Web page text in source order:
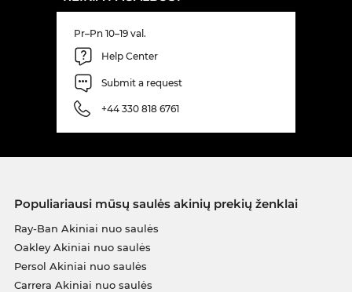
Pr–Pn 10–19 val.
Help Center
Submit a request
+44 330 818 6761
Populiariausi mūsų saulės akinių prekių ženklai
Ray-Ban Akiniai nuo saulės
Oakley Akiniai nuo saulės
Persol Akiniai nuo saulės
Carrera Akiniai nuo saulės